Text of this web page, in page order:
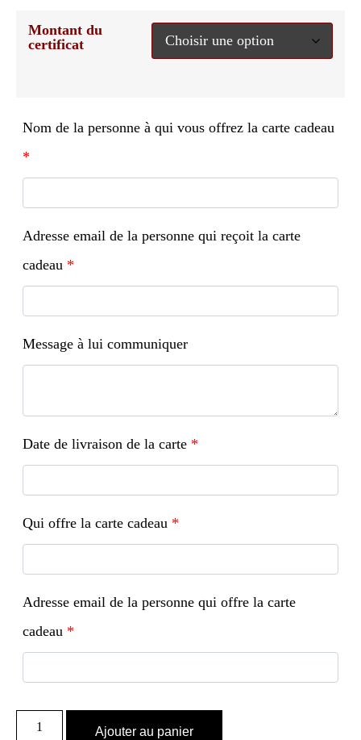
Montant du
certificat
Nom de la personne à qui vous offrez la carte cadeau
*
Adresse email de la personne qui reçoit la carte
cadeau *
Message à lui communiquer
Date de livraison de la carte *
Qui offre la carte cadeau *
Adresse email de la personne qui offre la carte
cadeau *
Ajouter au panier